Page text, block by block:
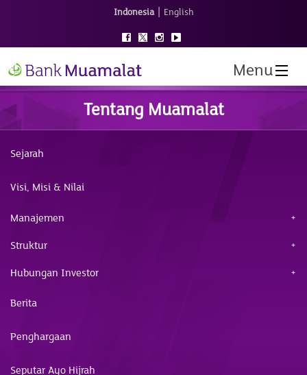
Indonesia | English
Menu
Tentang Muamalat
Sejarah
Visi, Misi & Nilai
Manajemen
Struktur
Hubungan Investor
Berita
Penghargaan
Seputar Ayo Hijrah